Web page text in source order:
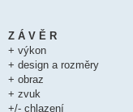
Z Á V Ě R
+ výkon
+ design a rozměry
+ obraz
+ zvuk
+/- chlazení